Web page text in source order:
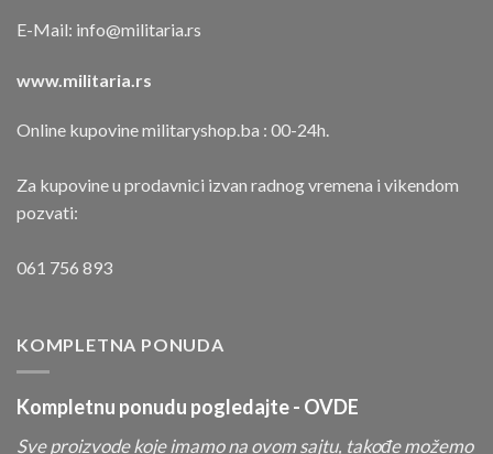
E-Mail: info@militaria.rs
www.militaria.rs
Online kupovine militaryshop.ba : 00-24h.
Za kupovine u prodavnici izvan radnog vremena i vikendom
pozvati:
061 756 893
KOMPLETNA PONUDA
Kompletnu ponudu pogledajte - OVDE
Sve proizvode koje imamo na ovom sajtu, takođe možemo